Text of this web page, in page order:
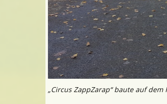
„Circus ZappZarap“ baute auf